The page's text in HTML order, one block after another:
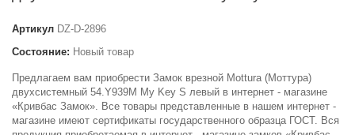
Артикул DZ-D-2896
Состояние: Новый товар
Предлагаем вам приобрести Замок врезной Mottura (Моттура)
двухсистемный 54.Y939M My Key S левый в интернет - магазине
«Кривбас Замок». Все товары представленные в нашем интернет -
магазине имеют сертификаты государственного образца ГОСТ. Вся